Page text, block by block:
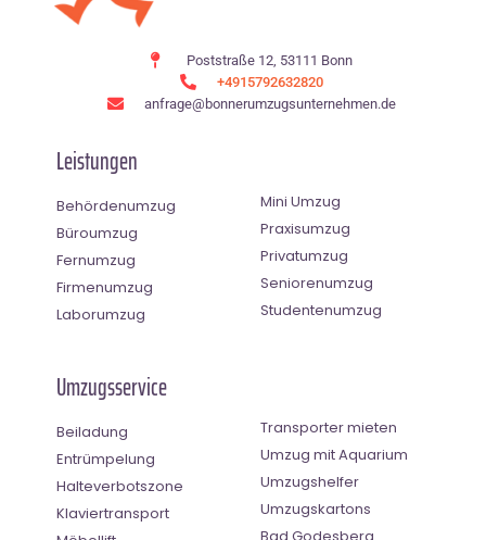
Poststraße 12, 53111 Bonn
+4915792632820
anfrage@bonnerumzugsunternehmen.de
Leistungen
Behördenumzug
Büroumzug
Fernumzug
Firmenumzug
Laborumzug
Mini Umzug
Praxisumzug
Privatumzug
Seniorenumzug
Studentenumzug
Umzugsservice
Beiladung
Entrümpelung
Halteverbotszone
Klaviertransport
Transporter mieten
Umzug mit Aquarium
Umzugshelfer
Umzugskartons
Bad Godesberg